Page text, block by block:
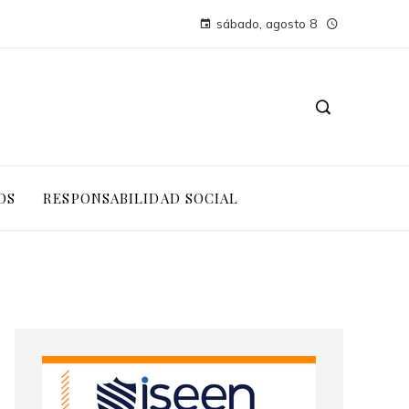
sábado, agosto 8
RESPONSABILIDAD SOCIAL